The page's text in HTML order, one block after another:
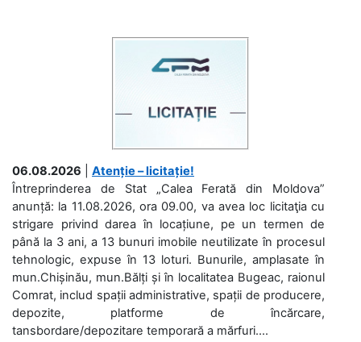
06.08.2026
Atenție – licitație!
Întreprinderea de Stat „Calea Ferată din Moldova”
anunță: la 11.08.2026, ora 09.00, va avea loc licitaţia cu
strigare privind darea în locațiune, pe un termen de
până la 3 ani, a 13 bunuri imobile neutilizate în procesul
tehnologic, expuse în 13 loturi. Bunurile, amplasate în
mun.Chișinău, mun.Bălți și în localitatea Bugeac, raionul
Comrat, includ spații administrative, spații de producere,
depozite, platforme de încărcare,
tansbordare/depozitare temporară a mărfuri....